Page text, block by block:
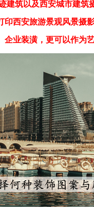
建筑以及西安城市建
西安旅游景观风景摄
业装潢，更可以作为艺